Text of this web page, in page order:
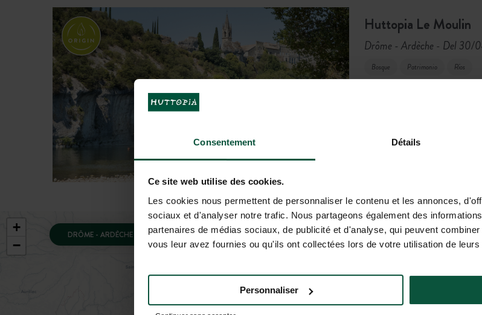
Consentement Détails
Ce site web utilise des cookies.
Les cookies nous permettent de personnaliser le contenu et les annonces,
sociaux et d'analyser notre trafic. Nous partageons également des
partenaires de médias sociaux, de publicité et d'analyse, qui peuvent
vous leur avez fournies ou qu'ils ont collectées lors de votre utilisation de
Personnaliser
Huttopia Le Moulin
Drôme - Ardèche - Del 30/
Bosque Patrimonio Ríos
Para los
semana y
DRÔME - ARDÈCHE
+
−